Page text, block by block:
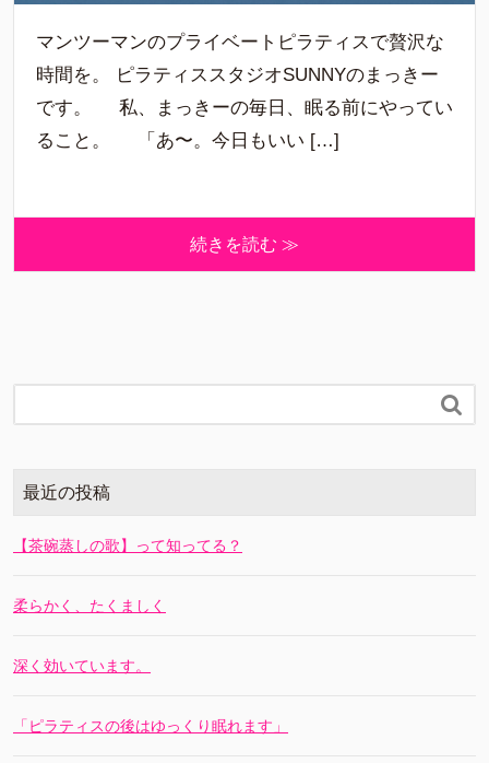
マンツーマンのプライベートピラティスで贅沢な
時間を。 ピラティススタジオSUNNYのまっきー
です。 私、まっきーの毎日、眠る前にやってい
ること。 「あ〜。今日もいい […]
続きを読む ≫

最近の投稿
【茶碗蒸しの歌】って知ってる？
柔らかく、たくましく
深く効いています。
「ピラティスの後はゆっくり眠れます」